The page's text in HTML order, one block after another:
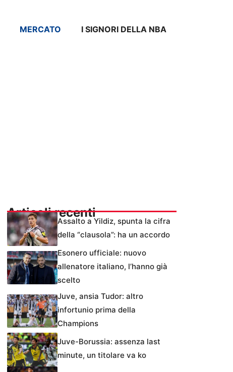
MERCATO I SIGNORI DELLA NBA
Articoli recenti
Assalto a Yildiz, spunta la cifra
della “clausola”: ha un accordo
Esonero ufficiale: nuovo
allenatore italiano, l’hanno già
scelto
Juve, ansia Tudor: altro
infortunio prima della
Champions
Juve-Borussia: assenza last
minute, un titolare va ko